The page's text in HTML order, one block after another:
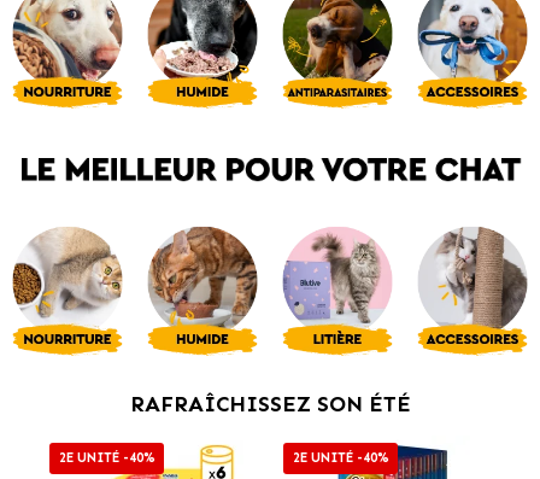
RAFRAÎCHISSEZ SON ÉTÉ
2E UNITÉ -40% 2E UNITÉ -40%